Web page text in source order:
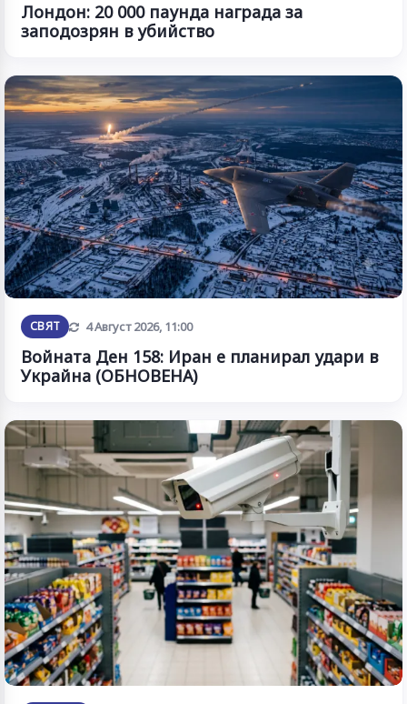
Лондон: 20 000 паунда награда за
заподозрян в убийство
СВЯТ Обновена
4 Август 2026, 11:00
Войната Ден 158: Иран е планирал удари в
Украйна (ОБНОВЕНА)